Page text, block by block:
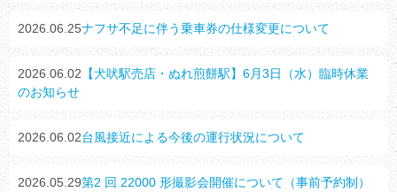
2026.06.25ナフサ不足に伴う乗車券の仕様変更について
2026.06.02 【犬吠駅売店・ぬれ煎餅駅】6月3日（水）臨時休業
のお知らせ
2026.06.02台風接近による今後の運行状況について
2026.05.29第2 回 22000 形撮影会開催について（事前予約制）